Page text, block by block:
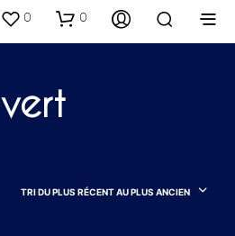
0 0
vert
TRI DU PLUS RÉCENT AU PLUS ANCIEN